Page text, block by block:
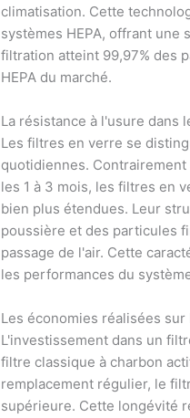
climatisation. Cette
systèmes HEPA, offrant une
filtration atteint 99,97% des
HEPA du marché.
La résistance à l'usure dans
Les filtres en verre se
quotidiennes.
les 1 à 3 mois, les filtres en
bien plus étendues. Leur
poussière et des particules
passage de l'air. Cette
les performances du
Les économies réalisées
L'investissement dans un
filtre classique à charbon
remplacement régulier, le
supérieure. Cette longévité